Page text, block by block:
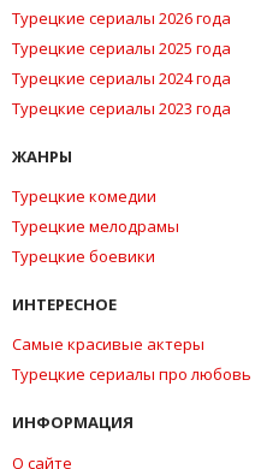
Турецкие сериалы 2026 года
Турецкие сериалы 2025 года
Турецкие сериалы 2024 года
Турецкие сериалы 2023 года
ЖАНРЫ
Турецкие комедии
Турецкие мелодрамы
Турецкие боевики
ИНТЕРЕСНОЕ
Самые красивые актеры
Турецкие сериалы про любовь
ИНФОРМАЦИЯ
О сайте